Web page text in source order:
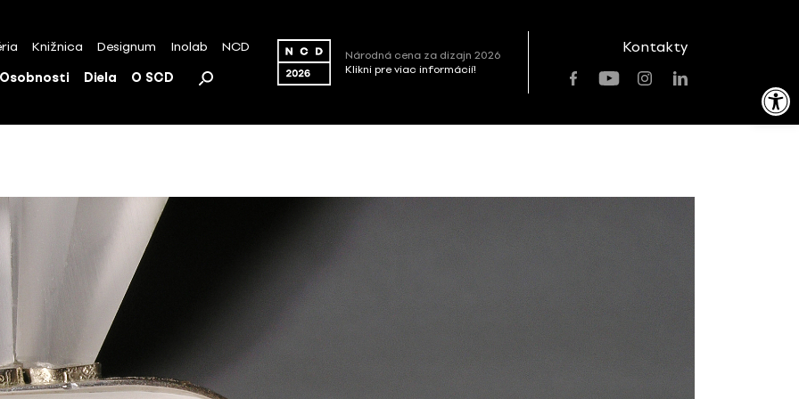
Open toolbar
Knižnica Designum Inolab NCD
Osobnosti Diela O SCD
Národná cena za dizajn 2026
Klikni pre viac informácií!
Kontakty